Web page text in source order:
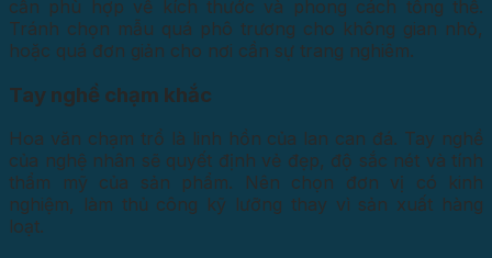
cần phù hợp về kích thước và phong cách tổng thể.
Tránh chọn mẫu quá phô trương cho không gian nhỏ,
hoặc quá đơn giản cho nơi cần sự trang nghiêm.
Tay nghề chạm khắc
Hoa văn chạm trổ là linh hồn của lan can đá. Tay nghề
của nghệ nhân sẽ quyết định vẻ đẹp, độ sắc nét và tính
thẩm mỹ của sản phẩm. Nên chọn đơn vị có kinh
nghiệm, làm thủ công kỹ lưỡng thay vì sản xuất hàng
loạt.